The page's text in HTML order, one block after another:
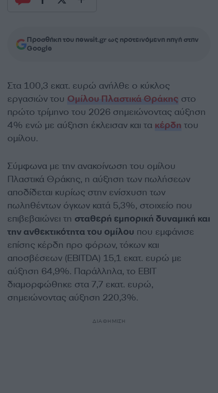
Προσθήκη του newsit.gr ως προτεινόμενη πηγή στην
Google
Στα 100,3 εκατ. ευρώ ανήλθε ο κύκλος
εργασιών του Ομίλου Πλαστικά Θράκης στο
πρώτο τρίμηνο του 2026 σημειώνοντας αύξηση
4% ενώ με αύξηση έκλεισαν και τα κέρδη του
ομίλου.
Σύμφωνα με την ανακοίνωση του ομίλου
Πλαστικά Θράκης, η αύξηση των πωλήσεων
αποδίδεται κυρίως στην ενίσχυση των
πωληθέντων όγκων κατά 5,3%, στοιχείο που
επιβεβαιώνει τη σταθερή εμπορική δυναμική και
την ανθεκτικότητα του ομίλου που εμφάνισε
επίσης κέρδη προ φόρων, τόκων και
αποσβέσεων (EBITDA) 15,1 εκατ. ευρώ με
αύξηση 64,9%. Παράλληλα, το EBIT
διαμορφώθηκε στα 7,7 εκατ. ευρώ,
σημειώνοντας αύξηση 220,3%.
ΔΙΑΦΗΜΙΣΗ